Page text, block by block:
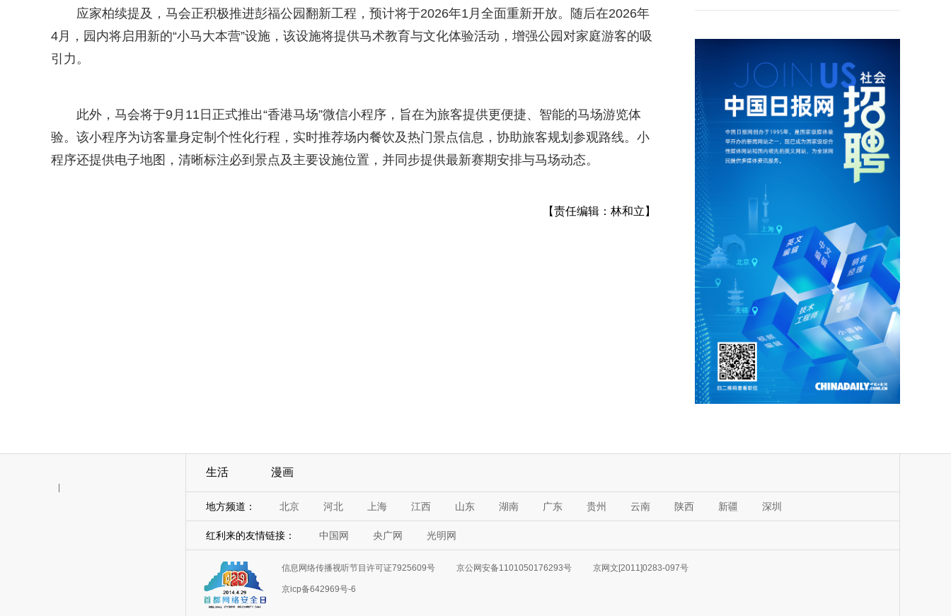
应家柏续提及，马会正积极推进彭福公园翻新工程，预计将于2026年1月全面重新开放。随后在2026年
4月，园内将启用新的“小马大本营”设施，该设施将提供马术教育与文化体验活动，增强公园对家庭游客的吸
引力。
此外，马会将于9月11日正式推出“香港马场”微信小程序，旨在为旅客提供更便捷、智能的马场游览体
验。该小程序为访客量身定制个性化行程，实时推荐场内餐饮及热门景点信息，协助旅客规划参观路线。小
程序还提供电子地图，清晰标注必到景点及主要设施位置，并同步提供最新赛期安排与马场动态。
【责任编辑：林和立】
|
生活 漫画
地方频道： 北京 河北 上海 江西 山东 湖南 广东 贵州 云南 陕西 新疆 深圳
红利来的友情链接： 中国网 央广网 光明网
信息网络传播视听节目许可证7925609号 京公网安备1101050176293号 京网文[2011]0283-097号
京icp备642969号-6